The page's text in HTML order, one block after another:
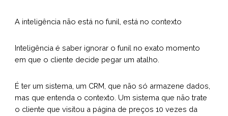
A inteligência não está no funil, está no contexto
Inteligência é saber ignorar o funil no exato momento
em que o cliente decide pegar um atalho.
É ter um sistema, um CRM, que não só armazene dados,
mas que entenda o contexto. Um sistema que não trate
o cliente que visitou a página de preços 10 vezes da